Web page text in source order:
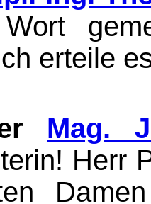
erteile
Mag.
Herr